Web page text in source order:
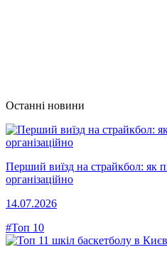
Останні новини
Перший виїзд на страйкбол: як
організаційно
14.07.2026
#Топ 10